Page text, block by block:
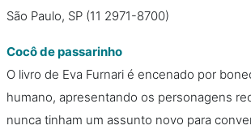
São Paulo, SP (11 2971-8700)
Cocô de passarinho
O livro de Eva Furnari é encenado por
humano, apresentando os personagens
nunca tinham um assunto novo para